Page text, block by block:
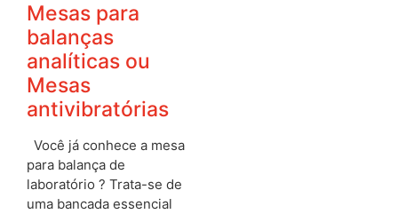
Mesas para
balanças
analíticas ou
Mesas
antivibratórias
Você já conhece a mesa
para balança de
laboratório ? Trata-se de
uma bancada essencial